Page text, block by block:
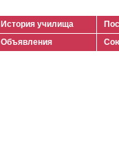
История училища
Объявления